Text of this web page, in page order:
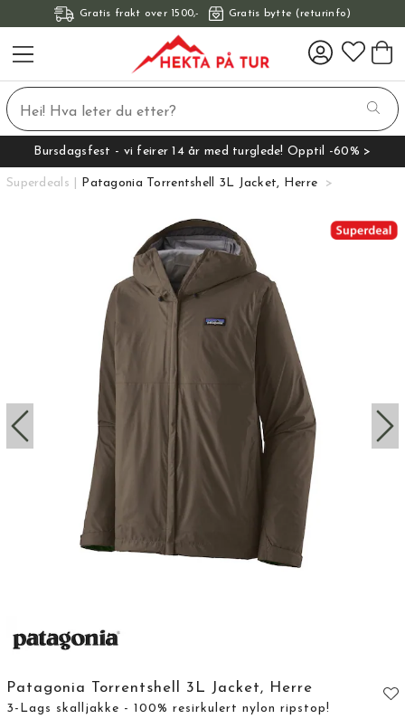
Gratis frakt over 1500,- Gratis bytte (returinfo)
Bursdagsfest - vi feirer 14 år med turglede! Opptil -60% >
Superdeals Patagonia Torrentshell 3L Jacket, Herre
Patagonia Torrentshell 3L Jacket, Herre
3-Lags skalljakke - 100% resirkulert nylon ripstop!